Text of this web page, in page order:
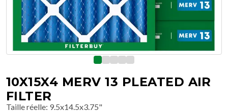
10X15X4 MERV 13 PLEATED AIR
FILTER
Taille réelle: 9.5x14.5x3.75"